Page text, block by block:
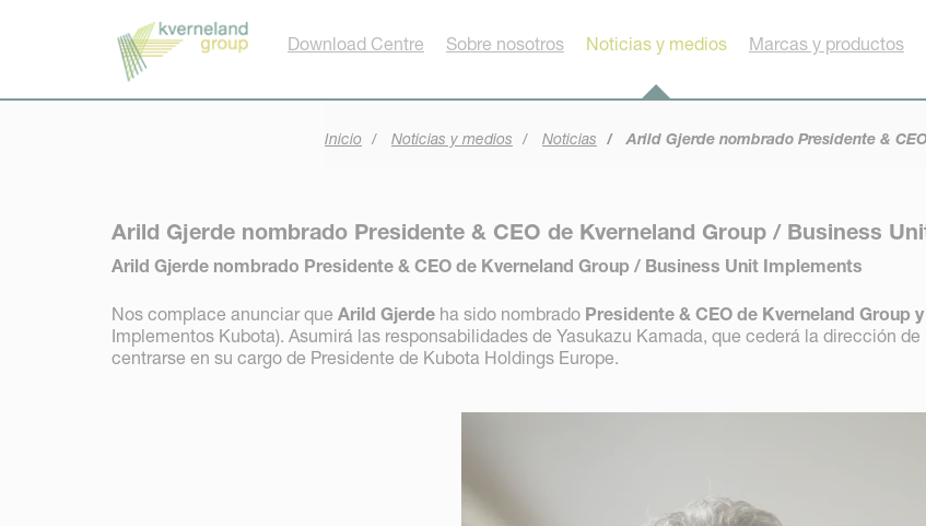
Download Centre Sobre nosotros Noticias y medios Marcas y productos
Inicio Noticias y medios Noticias Arild Gjerde nombrado Presidente &
Arild Gjerde nombrado Presidente & CEO de Kverneland Group / Business
Arild Gjerde nombrado Presidente & CEO de Kverneland Group / Business Unit Implements
Nos complace anunciar que Arild Gjerde ha sido nombrado Presidente & CEO de Kverneland
Implementos Kubota). Asumirá las responsabilidades de Yasukazu Kamada, que cederá la dirección
centrarse en su cargo de Presidente de Kubota Holdings Europe.